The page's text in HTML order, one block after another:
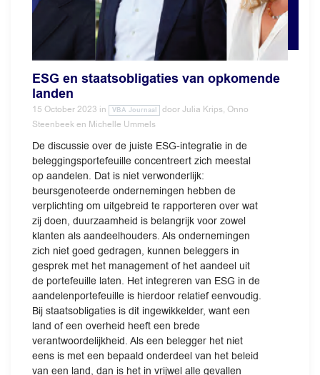
ESG en staatsobligaties van opkomende
landen
15 October 2023 in VBA Journaal doorJulia Krips, Onno
Steenbeek en Michelle Ummels
De discussie over de juiste ESG-integratie in de
beleggingsportefeuille concentreert zich meestal
op aandelen. Dat is niet verwonderlijk:
beursgenoteerde ondernemingen hebben de
verplichting om uitgebreid te rapporteren over wat
zij doen, duurzaamheid is belangrijk voor zowel
klanten als aandeelhouders. Als ondernemingen
zich niet goed gedragen, kunnen beleggers in
gesprek met het management of het aandeel uit
de portefeuille laten. Het integreren van ESG in de
aandelenportefeuille is hierdoor relatief eenvoudig.
Bij staatsobligaties is dit ingewikkelder, want een
land of een overheid heeft een brede
verantwoordelijkheid. Als een belegger het niet
eens is met een bepaald onderdeel van het beleid
van een land, dan is het in vrijwel alle gevallen